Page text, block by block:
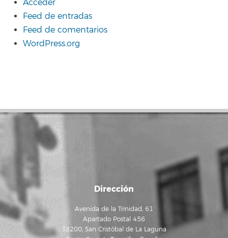
Acceder
Feed de entradas
Feed de comentarios
WordPress.org
Dirección
Avenida de la Trinidad, 61
Apartado Postal 456
38200, San Cristóbal de La Laguna